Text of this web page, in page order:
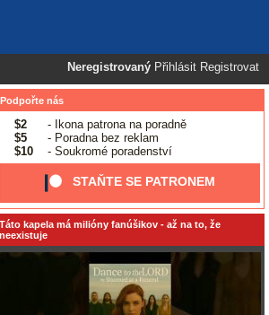
Neregistrovaný Přihlásit Registrovat
Podpořte nás
$2
- Ikona patrona na poradně
$5
- Poradna bez reklam
$10
- Soukromé poradenství
STAŇTE SE PATRONEM
Táto kapela má milióny fanúšikov - až na to, že
neexistuje